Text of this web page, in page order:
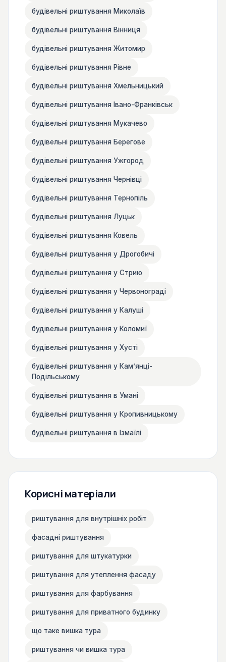
будівельні риштування Миколаїв
будівельні риштування Вінниця
будівельні риштування Житомир
будівельні риштування Рівне
будівельні риштування Хмельницький
будівельні риштування Івано-Франківськ
будівельні риштування Мукачево
будівельні риштування Берегове
будівельні риштування Ужгород
будівельні риштування Чернівці
будівельні риштування Тернопіль
будівельні риштування Луцьк
будівельні риштування Ковель
будівельні риштування у Дрогобичі
будівельні риштування у Стрию
будівельні риштування у Червонограді
будівельні риштування у Калуші
будівельні риштування у Коломиї
будівельні риштування у Хусті
будівельні риштування у Камʼянці-
Подільському
будівельні риштування в Умані
будівельні риштування у Кропивницькому
будівельні риштування в Ізмаїлі
Корисні матеріали
риштування для внутрішніх робіт
фасадні риштування
риштування для штукатурки
риштування для утеплення фасаду
риштування для фарбування
риштування для приватного будинку
що таке вишка тура
риштування чи вишка тура